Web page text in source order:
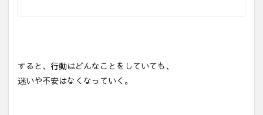
すると、行動はどんなことをしていても、
迷いや不安はなくなっていく。